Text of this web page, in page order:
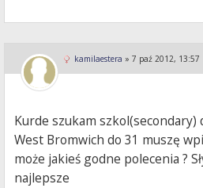
kamilaestera » 7 paź 2012, 13:57
Kurde szukam szkol(secondary)
West Bromwich do 31 muszę
może jakieś godne polecenia ?
najlepsze